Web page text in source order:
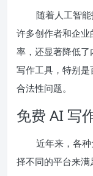
随着人工智
许多创作者和企
率，还显著降低
写作工具，特别
合法性问题。
免费 AI 写
近年来，各
择不同的平台来满